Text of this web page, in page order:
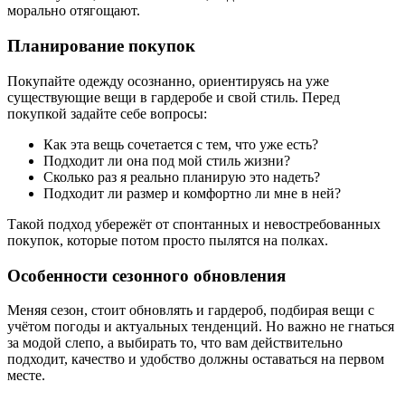
морально отягощают.
Планирование покупок
Покупайте одежду осознанно, ориентируясь на уже
существующие вещи в гардеробе и свой стиль. Перед
покупкой задайте себе вопросы:
Как эта вещь сочетается с тем, что уже есть?
Подходит ли она под мой стиль жизни?
Сколько раз я реально планирую это надеть?
Подходит ли размер и комфортно ли мне в ней?
Такой подход убережёт от спонтанных и невостребованных
покупок, которые потом просто пылятся на полках.
Особенности сезонного обновления
Меняя сезон, стоит обновлять и гардероб, подбирая вещи с
учётом погоды и актуальных тенденций. Но важно не гнаться
за модой слепо, а выбирать то, что вам действительно
подходит, качество и удобство должны оставаться на первом
месте.